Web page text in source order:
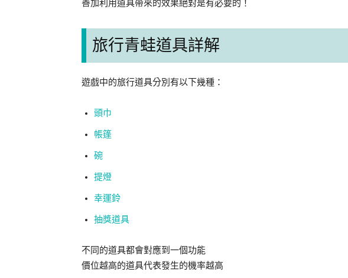
善加利用道具帶來的效果絕對是有必要的！
旅行青蛙道具詳解
遊戲中的旅行道具分別有以下幾種：
頭巾
帳篷
碗
提燈
幸運鈴
抽獎道具
不同的道具都會對應到一個功能
價位越高的道具代表發生的機率越高